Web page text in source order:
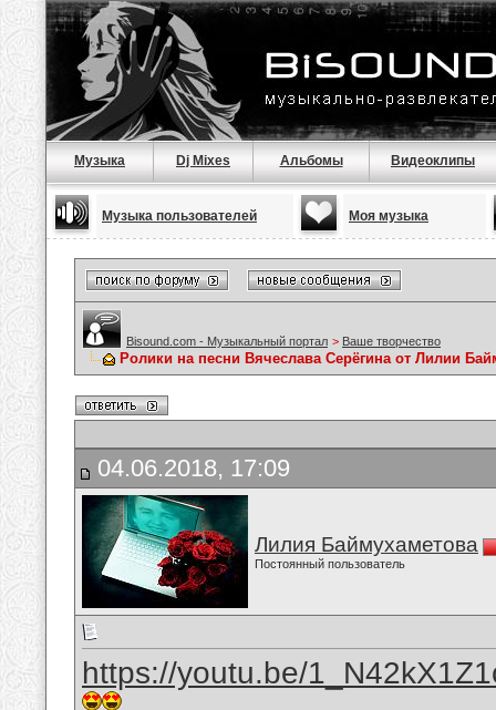
Музыка Dj Mixes Альбомы Видеоклипы
Музыка пользователей Моя музыка
Bisound.com - Музыкальный портал > Ваше творчество
Ролики на песни Вячеслава Серёгина от Лилии
04.06.2018, 17:09
Лилия Баймухаметова
Постоянный пользователь
https://youtu.be/